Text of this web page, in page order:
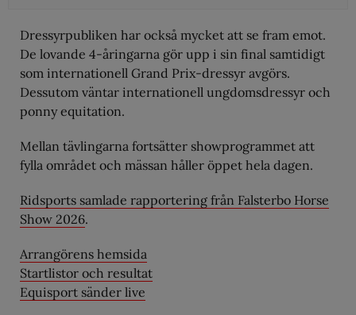
Dressyrpubliken har också mycket att se fram emot.
De lovande 4-åringarna gör upp i sin final samtidigt
som internationell Grand Prix-dressyr avgörs.
Dessutom väntar internationell ungdomsdressyr och
ponny equitation.
Mellan tävlingarna fortsätter showprogrammet att
fylla området och mässan håller öppet hela dagen.
Ridsports samlade rapportering från Falsterbo Horse
Show 2026.
Arrangörens hemsida
Startlistor och resultat
Equisport sänder live